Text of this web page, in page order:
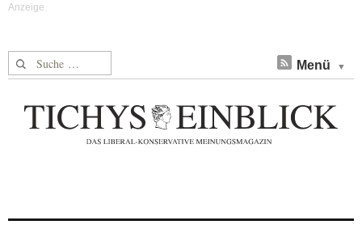
Suche nach: Menü